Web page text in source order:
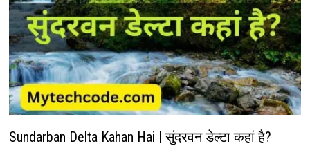
Sundarban Delta Kahan Hai | सुंदरवन डेल्टा कहां है?